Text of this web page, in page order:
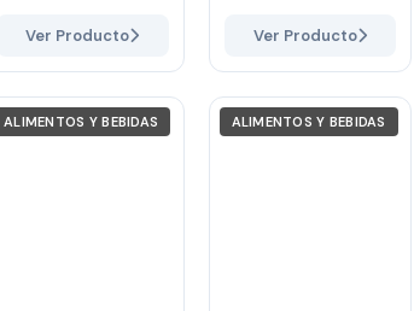
Ver Producto Ver Producto
ALIMENTOS Y BEBIDAS ALIMENTOS Y BEBIDAS